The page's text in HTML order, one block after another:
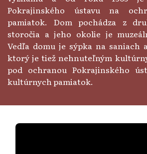
Pokrajinského ústavu na
pamiatok. Dom pochádza z
storočia a jeho okolie je
Vedľa domu je sýpka na saniach
ktorý je tiež nehnuteľným
pod ochranou Pokrajinského
kultúrnych pamiatok.